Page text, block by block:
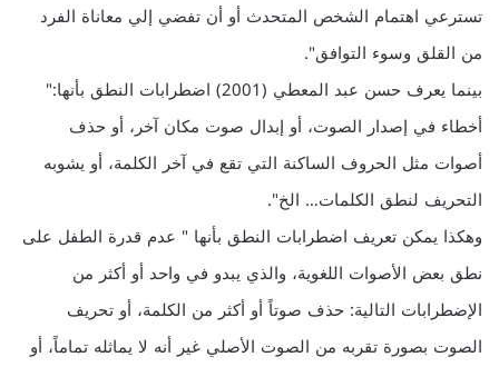
تسترعي اهتمام الشخص المتحدث أو أن تفضي إلي معاناة الفرد
من القلق وسوء التوافق".
بينما يعرف حسن عبد المعطي (2001) اضطرابات النطق بأنها:"
أخطاء في إصدار الصوت، أو إبدال صوت مكان آخر، أو حذف
أصوات مثل الحروف الساكنة التي تقع في آخر الكلمة، أو يشوبه
التحريف لنطق الكلمات… الخ".
وهكذا يمكن تعريف اضطرابات النطق بأنها " عدم قدرة الطفل على
نطق بعض الأصوات اللغوية، والذي يبدو في واحد أو أكثر من
الإضطرابات التالية: حذف صوتاً أو أكثر من الكلمة، أو تحريف
الصوت بصورة تقربه من الصوت الأصلي غير أنه لا يماثله تماماً، أو